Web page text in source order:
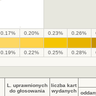
0.17% 0.20% 0.23% 0.26%
0.19% 0.22% 0.25% 0.28%
L. uprawnionych
do głosowania
liczba kart
wydanych